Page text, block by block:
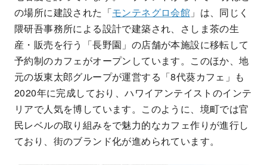
の場所に建設された「モンテネグロ会館 」は、同じく
隈研吾事務所による設計で建築され、さしま茶の生
産・販売を行う「長野園」の店舗が本施設に移転して
予約制のカフェがオープンしています。このほか、地
元の坂東太郎グループが運営する「8代葵カフェ」も
2020年に完成しており、ハワイアンテイストのインテ
リアで人気を博しています。このように、境町では官
民レベルの取り組みをで魅力的なカフェ作りが進行し
ており、街のブランド化が進められています。